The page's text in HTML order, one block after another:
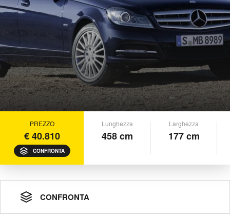
PREZZO
€ 40.810
CONFRONTA
Lunghezza
458 cm
Larghezza
177 cm
CONFRONTA